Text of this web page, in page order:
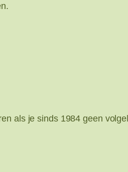
als je sinds 1984 geen